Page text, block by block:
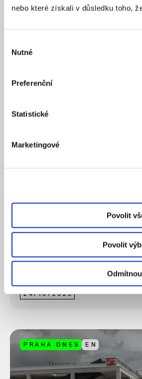
nebo které získali v důsledku toho,
souhlasu
Nutné
Preferenční
Statistické
Marketingové
Povolit
Povolit
ROZHOVORY HUMANS OF
24/10/2025
PRAHA DNES EN